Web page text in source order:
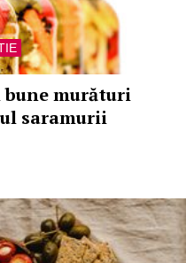
bune murături
saramurii